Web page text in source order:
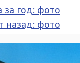
за год: фото
назад: фото